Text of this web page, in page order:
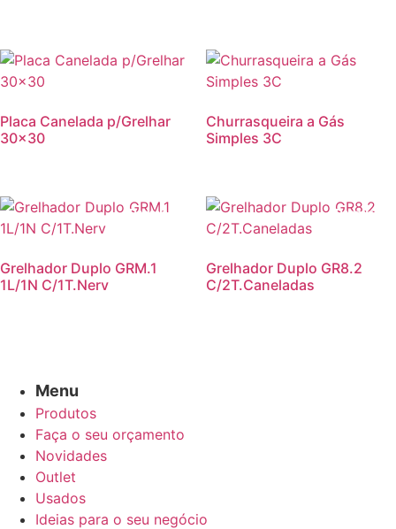
Placa Canelada p/Grelhar
30×30
Churrasqueira a Gás
Simples 3C
Promoção!
Grelhador Duplo GRM.1
1L/1N C/1T.Nerv
Grelhador Duplo GR8.2
C/2T.Caneladas
Menu
Produtos
Faça o seu orçamento
Novidades
Outlet
Usados
Ideias para o seu negócio